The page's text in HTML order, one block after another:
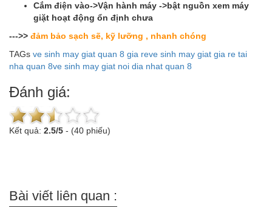
Cắm điện vào->Vận hành máy ->bật nguồn xem máy
giặt hoạt động ổn định chưa
--->> đảm bảo sạch sẽ, kỹ lưỡng , nhanh chóng
TAGs ve sinh may giat quan 8 gia reve sinh may giat gia re tai
nha quan 8ve sinh may giat noi dia nhat quan 8
Đánh giá:
Kết quả: 2.5/5 - (40 phiếu)
Bài viết liên quan :